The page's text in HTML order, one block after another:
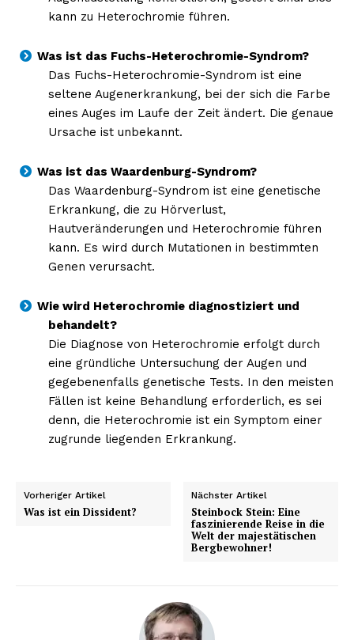
Erhalte unseren
NEWSLETTER ABONNIEREN
Inhalte
kann zu Heterochromie führen.
Was ist das Fuchs-Heterochromie-Syndrom?
Das Fuchs-Heterochromie-Syndrom ist eine
seltene Augenerkrankung, bei der sich die Farbe
eines Auges im Laufe der Zeit ändert. Die genaue
Ursache ist unbekannt.
Was ist das Waardenburg-Syndrom?
Das Waardenburg-Syndrom ist eine genetische
Erkrankung, die zu Hörverlust,
Hautveränderungen und Heterochromie führen
kann. Es wird durch Mutationen in bestimmten
Genen verursacht.
Wie wird Heterochromie diagnostiziert und
behandelt?
Die Diagnose von Heterochromie erfolgt durch
eine gründliche Untersuchung der Augen und
gegebenenfalls genetische Tests. In den meisten
Fällen ist keine Behandlung erforderlich, es sei
denn, die Heterochromie ist ein Symptom einer
zugrunde liegenden Erkrankung.
Vorheriger Artikel
Was ist ein Dissident?
Nächster Artikel
Steinbock Stein: Eine
faszinierende Reise in die
Welt der majestätischen
Bergbewohner!